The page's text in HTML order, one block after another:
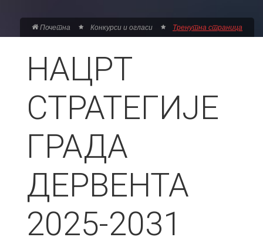
Почетна Конкурси и огласи Тренутна страница
НАЦРТ
СТРАТЕГИЈЕ
ГРАДА
ДЕРВЕНТА
2025-2031